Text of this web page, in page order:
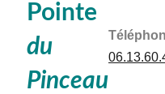
Pointe
du
Pinceau